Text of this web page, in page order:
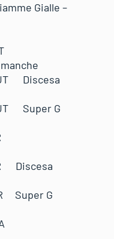
Gialle –
manche
AUT Discesa
AUT Super G
Discesa
Super G